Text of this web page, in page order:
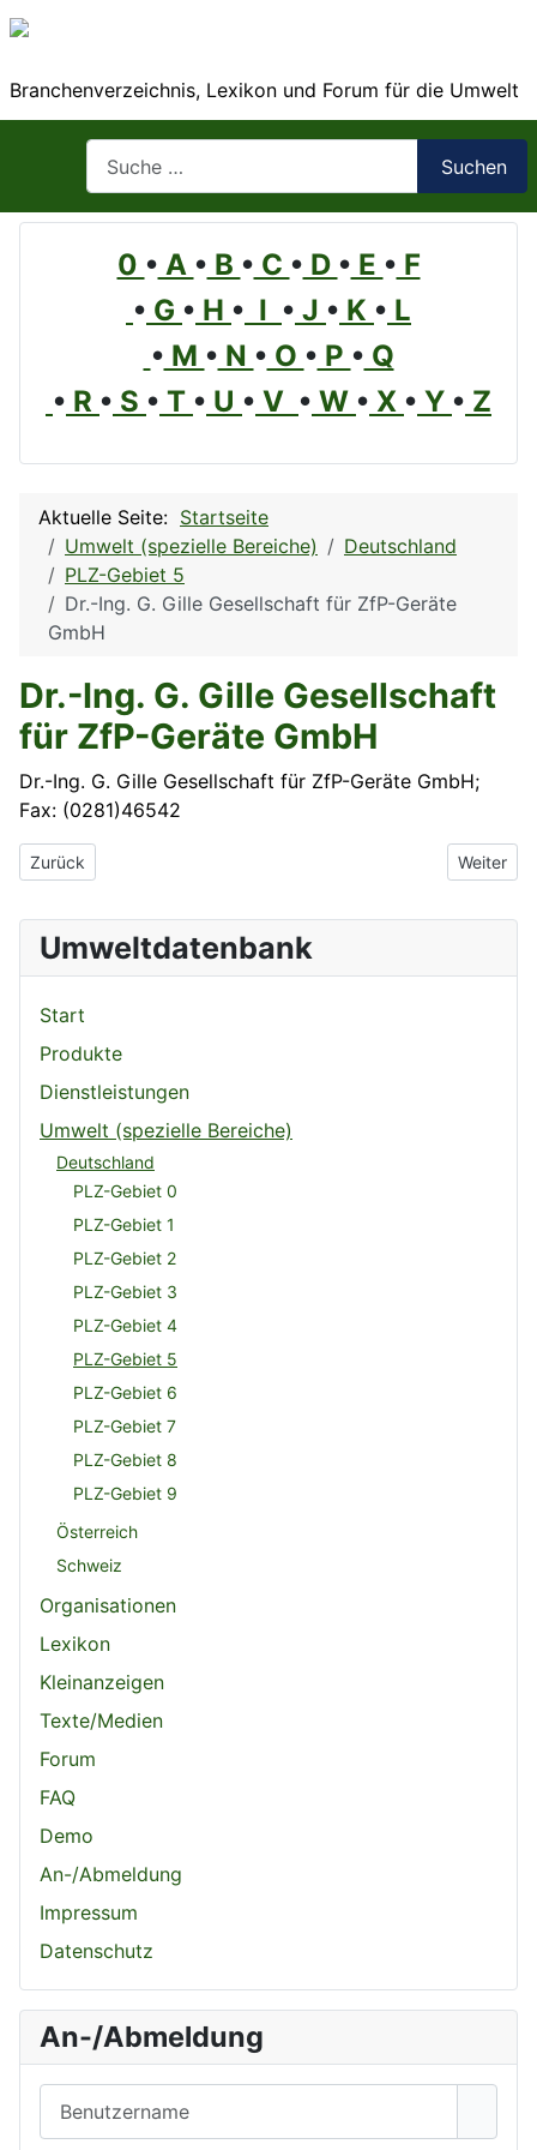
Branchenverzeichnis, Lexikon und Forum für die Umwelt
Suchen
0 • A • B • C • D • E • F
• G • H • I • J • K • L
• M • N • O • P • Q
• R • S • T • U • V • W • X • Y • Z
Aktuelle Seite: Startseite
Umwelt (spezielle Bereiche)
Deutschland
PLZ-Gebiet 5
Dr.-Ing. G. Gille Gesellschaft für ZfP-Geräte
GmbH
Dr.-Ing. G. Gille Gesellschaft
für ZfP-Geräte GmbH
Dr.-Ing. G. Gille Gesellschaft für ZfP-Geräte GmbH;
Fax: (0281)46542
Vorheriger Beitrag: Dr. Franz Lohmann Inh. Hermann Lohmann
Zurück Nächster
Weiter
Umweltdatenbank
Start
Produkte
Dienstleistungen
Umwelt (spezielle Bereiche)
Deutschland
PLZ-Gebiet 0
PLZ-Gebiet 1
PLZ-Gebiet 2
PLZ-Gebiet 3
PLZ-Gebiet 4
PLZ-Gebiet 5
PLZ-Gebiet 6
PLZ-Gebiet 7
PLZ-Gebiet 8
PLZ-Gebiet 9
Österreich
Schweiz
Organisationen
Lexikon
Kleinanzeigen
Texte/Medien
Forum
FAQ
Demo
An-/Abmeldung
Impressum
Datenschutz
An-/Abmeldung